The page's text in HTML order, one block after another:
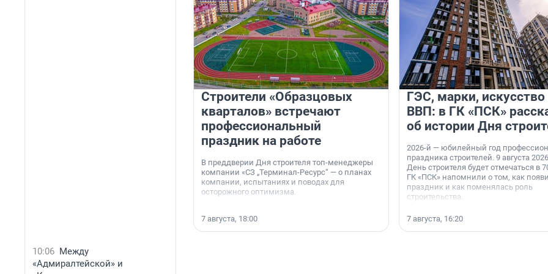
10:06 Между
«Адмиралтейской» и
Строители «Образцовых
кварталов» встречают
профессиональный
праздник на работе
В преддверии Дня строителя топ-менеджеры
компании «СЗ „Терминал-Ресурс“ — о планах
компании, испытаниях и поводах для
осторожного оптимизма.
7 августа, 18:00
ГЭС, марки, искусство
ВВП: в ГК «ПСК»
об истории Дня
2026-й — юбилейный год
праздника строителей. 9 августа
День строителя будет отмечаться в
ГК «ПСК» напомнили о том, как
праздник и как поменялась роль
строительства.
7 августа, 16:20